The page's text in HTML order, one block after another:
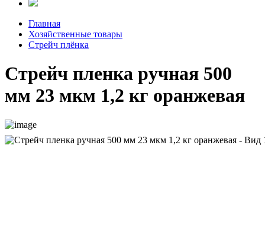
Главная
Хозяйственные товары
Стрейч плёнка
Стрейч пленка ручная 500
мм 23 мкм 1,2 кг оранжевая